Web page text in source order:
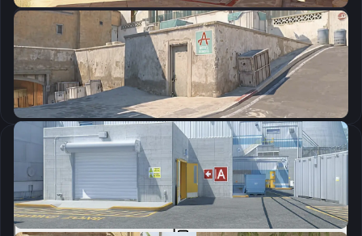
CSGO-MYoMq-uNvLR-EfEMk-OTCYy-zK5mA
Скопировать
Параметры запуска